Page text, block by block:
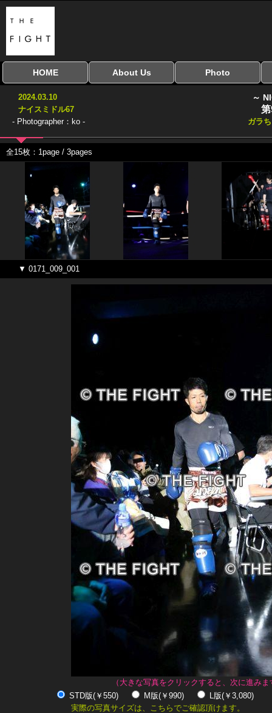
HOME
全興行を表示
ナイスミドル
アマチュアキック
協議会
全日本学生キック
建武館キッズ大会
Bigbang
おやじファイト
About Us Photo
2024.03.10
ナイスミドル67
- Photographer：ko -
～
ガラ
全15枚：1page / 3pages
▼ 0171_009_001
（大きな写真をクリックすると、次に進みま
STD版(￥550)
M版(￥990)
L版(￥3,080)
実際の写真サイズは、こちらでご確認頂けます。